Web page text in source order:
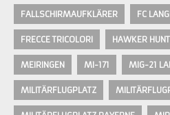
FALLSCHIRMAUFKLÄRER FC
FRECCE TRICOLORI HAWKER
MEIRINGEN MI-171 MIG-21
MILITÄRFLUGPLATZ